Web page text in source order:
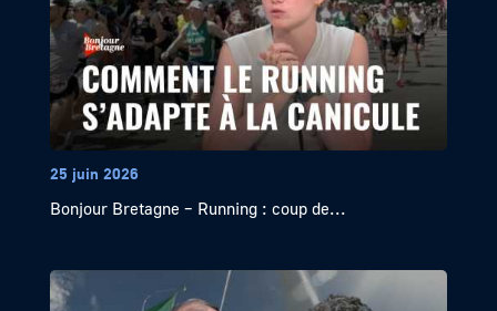
25 juin 2026
Bonjour Bretagne – Running : coup de...